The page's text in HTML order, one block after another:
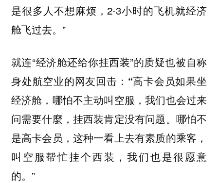
是很多人不想麻烦，2-3小时的飞机就经济
舱飞过去。”
就连“经济舱还给你挂西装”的质疑也被自称
身处航空业的网友回击： “高卡会员如果坐
经济舱，哪怕不主动叫空服，我们也会过来
问需要什麼，挂西装肯定没有问题。 哪怕不
是高卡会员，这种一看上去有素质的乘客，
叫空服帮忙挂个西装，我们也是很愿意
的。”